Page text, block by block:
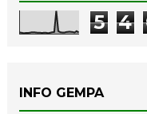
5 4
INFO GEMPA